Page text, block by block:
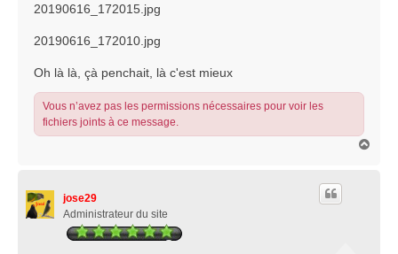
s
g
20190616_172015.jpg
20190616_172010.jpg
Oh là là, çà penchait, là c'est mieux
Vous n’avez pas les permissions nécessaires pour voir les
fichiers joints à ce message.
jose29
Administrateur du site